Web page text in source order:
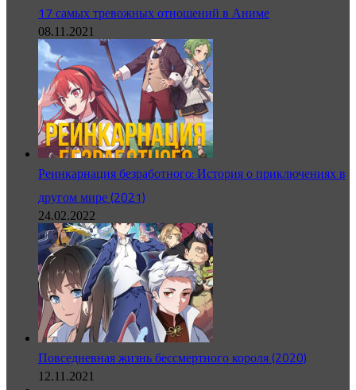
17 самых тревожных отношений в Аниме
08.11.2021
Реинкарнация безработного: История о приключениях в
другом мире (2021)
24.02.2022
Повседневная жизнь бессмертного короля (2020)
12.11.2021